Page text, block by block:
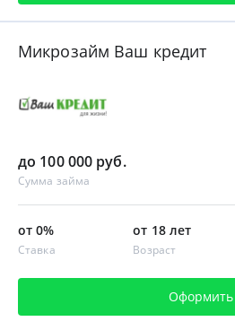
Микрозайм Ваш кредит
до 100 000 руб.
Сумма займа
от 0%
Ставка
от 18 лет
Возраст
Оформить